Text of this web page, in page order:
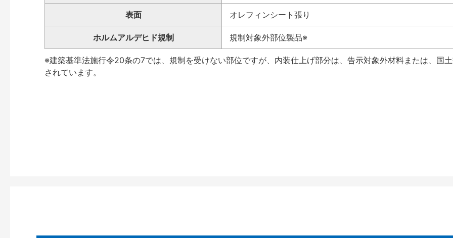
表面 オレフィンシート張り
ホルムアルデヒド規制 規制対象外部位製品※
※建築基準法施行令20条の7では、規制を受けない部位ですが、内装仕上げ部分は、告示対象外材料または
されています。